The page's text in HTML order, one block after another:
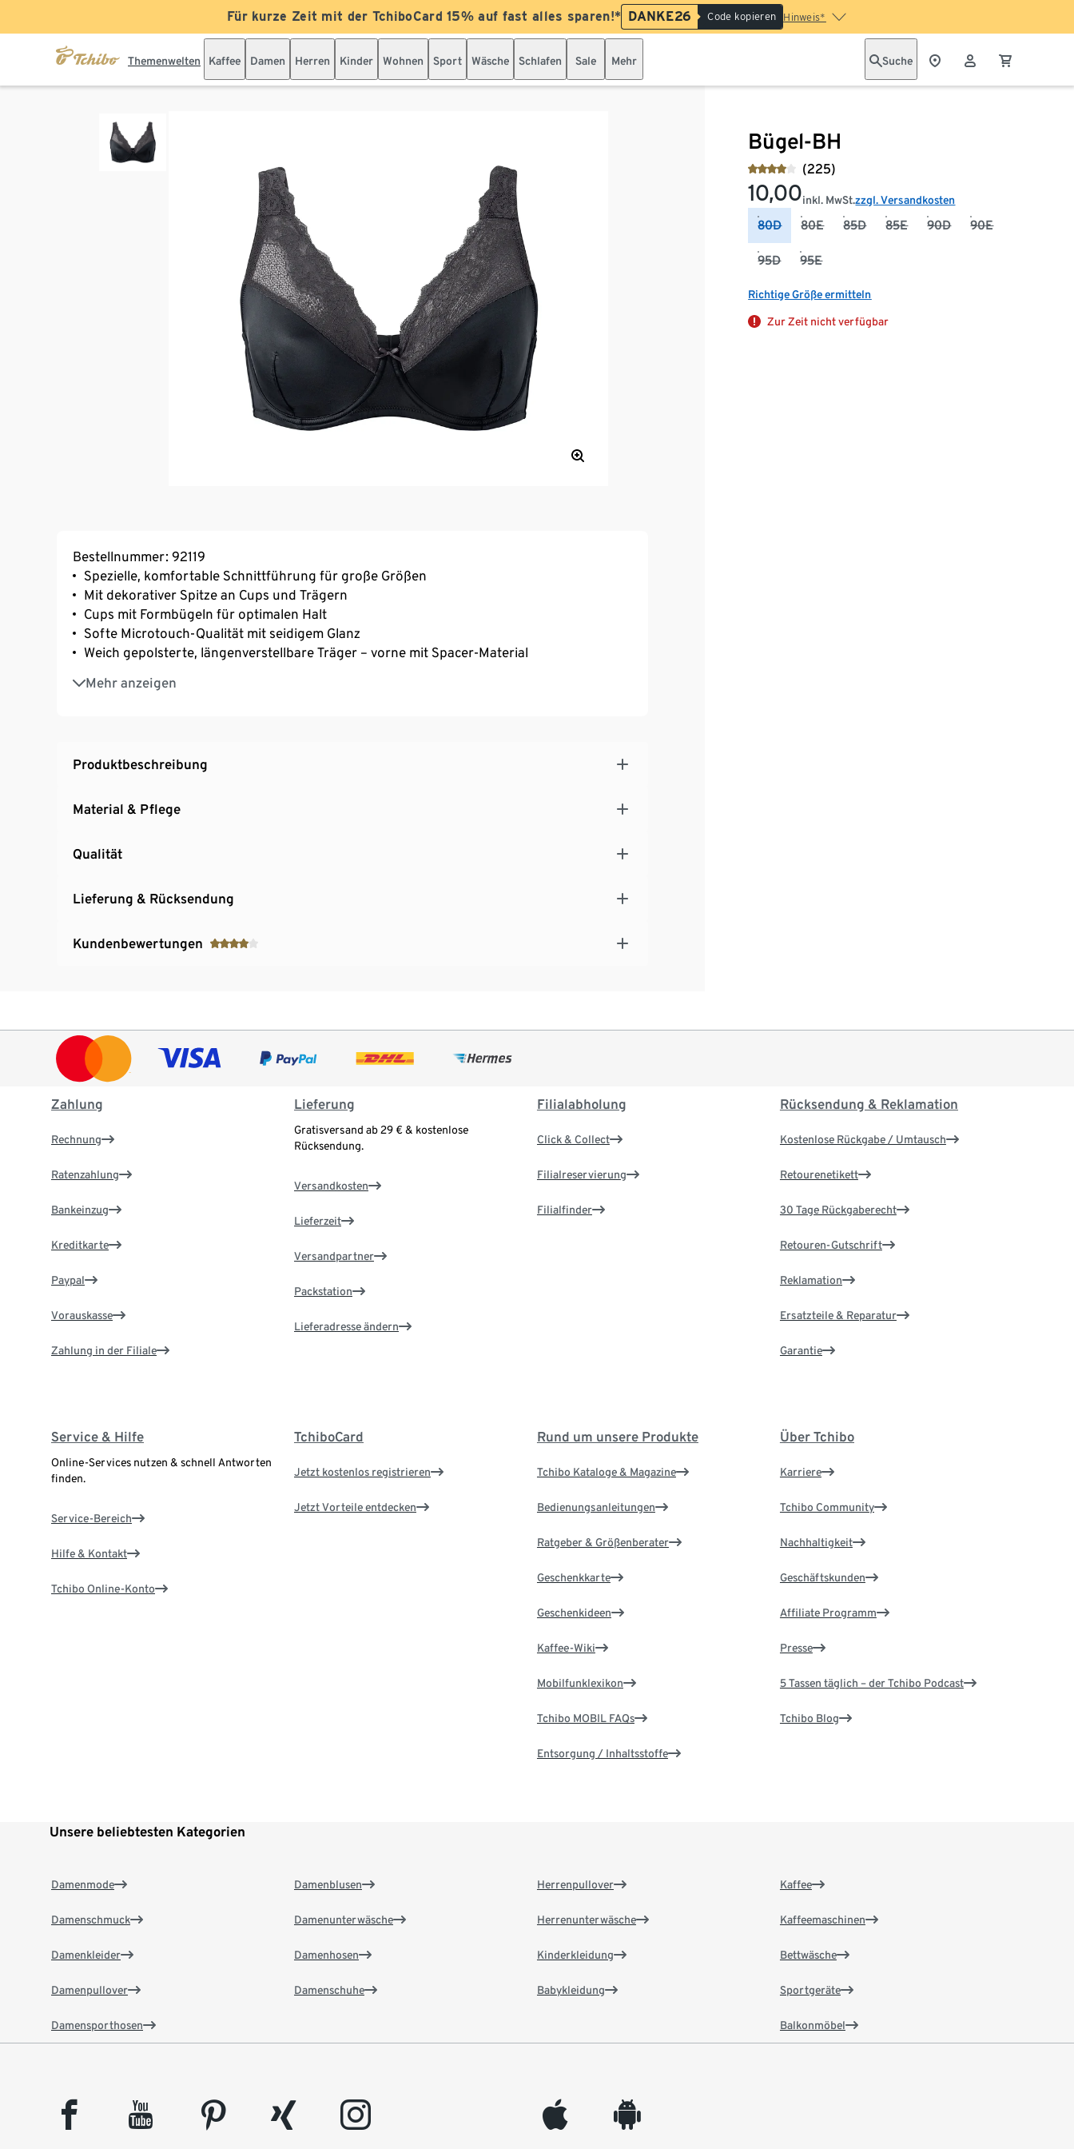
Für kurze Zeit mit der TchiboCard 15% auf fast alles sparen!* DANKE26 Code kopieren Hinweis*
Themenwelten Kaffee Damen Herren Kinder Wohnen Sport Wäsche Schlafen Sale Mehr Suche
Bügel-BH
(225)
10,00inkl. MwSt.zzgl. Versandkosten
80D 80E 85D 85E 90D 90E
95D 95E
Richtige Größe ermitteln
Zur Zeit nicht verfügbar
Bestellnummer: 92119
Spezielle, komfortable Schnittführung für große Größen
Mit dekorativer Spitze an Cups und Trägern
Cups mit Formbügeln für optimalen Halt
Softe Microtouch-Qualität mit seidigem Glanz
Weich gepolsterte, längenverstellbare Träger – vorne mit Spacer-Material
Mehr anzeigen
Mit Elasthan: formbeständig, perfekter Sitz, hoher Tragekomfort
Mit zusätzlichen Power-Mesh-Zonen für besonders guten Halt
Produktbeschreibung
Material & Pflege
Qualität
Lieferung & Rücksendung
Kundenbewertungen
Zahlung
Rechnung
Ratenzahlung
Bankeinzug
Kreditkarte
Paypal
Vorauskasse
Zahlung in der Filiale
Lieferung
Gratisversand ab 29 € & kostenlose
Rücksendung.
Versandkosten
Lieferzeit
Versandpartner
Packstation
Lieferadresse ändern
Filialabholung
Click & Collect
Filialreservierung
Filialfinder
Rücksendung & Reklamation
Kostenlose Rückgabe / Umtausch
Retourenetikett
30 Tage Rückgaberecht
Retouren-Gutschrift
Reklamation
Ersatzteile & Reparatur
Garantie
Service & Hilfe
Online-Services nutzen & schnell Antworten
finden.
Service-Bereich
Hilfe & Kontakt
Tchibo Online-Konto
TchiboCard
Jetzt kostenlos registrieren
Jetzt Vorteile entdecken
Rund um unsere Produkte
Tchibo Kataloge & Magazine
Bedienungsanleitungen
Ratgeber & Größenberater
Geschenkkarte
Geschenkideen
Kaffee-Wiki
Mobilfunklexikon
Tchibo MOBIL FAQs
Entsorgung / Inhaltsstoffe
Über Tchibo
Karriere
Tchibo Community
Nachhaltigkeit
Geschäftskunden
Affiliate Programm
Presse
5 Tassen täglich – der Tchibo Podcast
Tchibo Blog
Unsere beliebtesten Kategorien
Damenmode
Damenschmuck
Damenkleider
Damenpullover
Damensporthosen
Damenblusen
Damenunterwäsche
Damenhosen
Damenschuhe
Herrenpullover
Herrenunterwäsche
Kinderkleidung
Babykleidung
Kaffee
Kaffeemaschinen
Bettwäsche
Sportgeräte
Balkonmöbel
facebook youtube pinterest xing instagram appleinc android